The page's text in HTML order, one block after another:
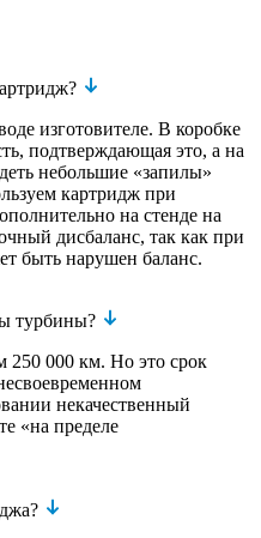
изготовителе. В коробке
подтверждающая это, а на
небольшие «запилы»
картридж при
на стенде на
дисбаланс, так как при
быть нарушен баланс.
турбины?
250 000 км. Но это срок
некачественный
«на пределе